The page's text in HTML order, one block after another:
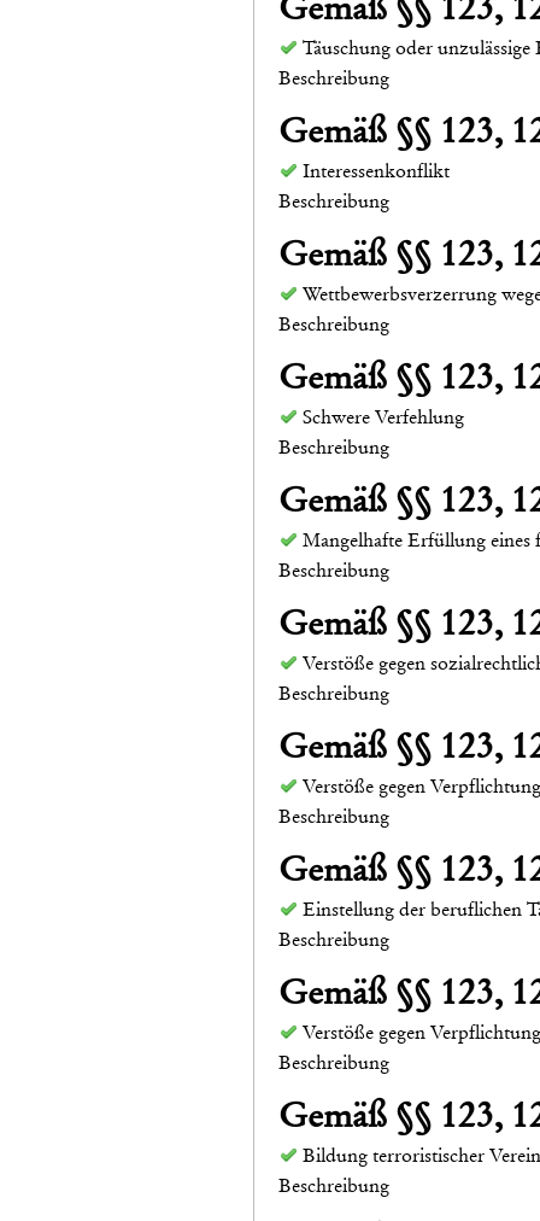
Täuschung oder unzulässige
Beschreibung
Gemäß §§ 123,
Interessenkonflikt
Beschreibung
Gemäß §§ 123,
Wettbewerbsverzerrung
Beschreibung
Gemäß §§ 123,
Schwere Verfehlung
Beschreibung
Gemäß §§ 123,
Mangelhafte Erfüllung
Beschreibung
Gemäß §§ 123,
Verstöße gegen
Beschreibung
Gemäß §§ 123,
Verstöße gegen
Beschreibung
Gemäß §§ 123,
Einstellung der beruflichen
Beschreibung
Gemäß §§ 123,
Verstöße gegen
Beschreibung
Gemäß §§ 123,
Bildung terroristischer
Beschreibung